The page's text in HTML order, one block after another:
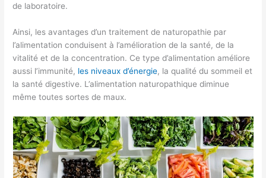
de laboratoire.
Ainsi, les avantages d’un traitement de naturopathie par
l’alimentation conduisent à l’amélioration de la santé, de la
vitalité et de la concentration. Ce type d’alimentation améliore
aussi l’immunité, les niveaux d’énergie, la qualité du sommeil et
la santé digestive. L’alimentation naturopathique diminue
même toutes sortes de maux.